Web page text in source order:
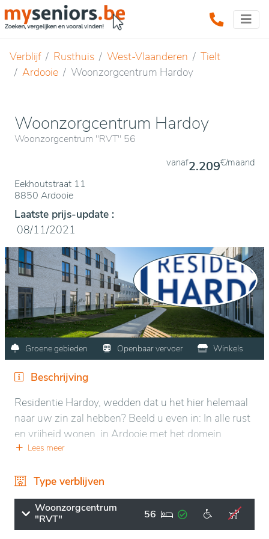
Verblijf Rusthuis West-Vlaanderen
Tielt
Ardooie
Woonzorgcentrum Hardoy
Woonzorgcentrum Hardoy
Woonzorgcentrum "RVT" 56
Eekhoutstraat 11
8850 Ardooie
vanaf2.209€/maand
Laatste prijs-update :
08/11/2021
Groene gebieden Openbaar vervoer Winkels
Beschrijving
Residentie Hardoy, wedden dat u het hier helemaal
naar uw zin zal hebben? Beeld u even in: In alle rust
en vrijheid wonen, in Ardooie met het domein
&ldquo De Waterbek&rdquo als uw tuin en toch
Het woonzorgcentrum, telt 56 woonzorgkamers
voor valide en hulpbehoevende personen. In
Residentie Hardoy heerst er een huiselijke, gezellige
Lees meer
Type verblijven
Woonzorgcentrum
"RVT"
56